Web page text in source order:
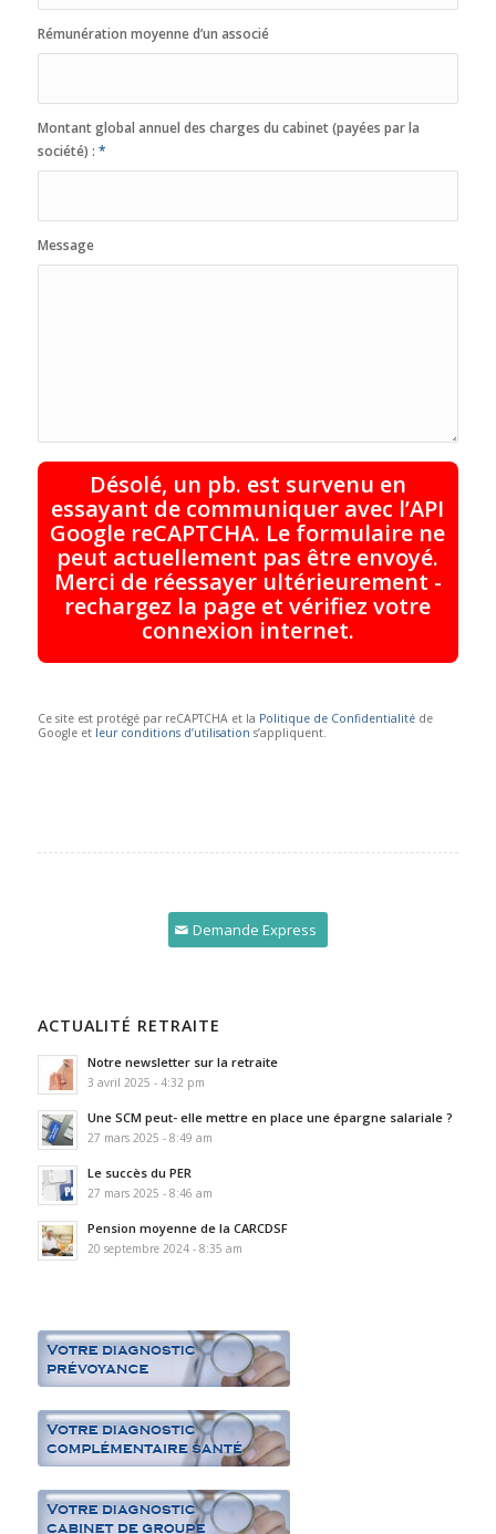
Rémunération moyenne d’un associé
Montant global annuel des charges du cabinet (payées par la
société) : *
Message
Désolé, un pb. est survenu en
essayant de communiquer avec l’API
Google reCAPTCHA. Le formulaire ne
peut actuellement pas être envoyé.
Merci de réessayer ultérieurement -
rechargez la page et vérifiez votre
connexion internet.
Ce site est protégé par reCAPTCHA et la Politique de Confidentialitéde
Google et leur conditions d’utilisation s’appliquent.
Demande Express
ACTUALITÉ RETRAITE
Notre newsletter sur la retraite
3 avril 2025 - 4:32 pm
Une SCM peut- elle mettre en place une épargne salariale ?
27 mars 2025 - 8:49 am
Le succès du PER
27 mars 2025 - 8:46 am
Pension moyenne de la CARCDSF
20 septembre 2024 - 8:35 am